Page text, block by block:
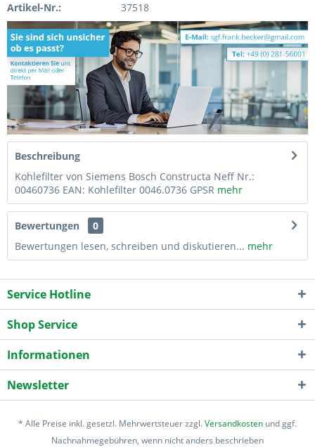
Artikel-Nr.: 37518
Beschreibung
Kohlefilter von Siemens Bosch Constructa Neff Nr.:
00460736 EAN: Kohlefilter 0046.0736 GPSR mehr
Bewertungen
0
Bewertungen lesen, schreiben und diskutieren... mehr
Service Hotline
Shop Service
Informationen
Newsletter
* Alle Preise inkl. gesetzl. Mehrwertsteuer zzgl.Versandkosten und ggf.
Nachnahmegebühren, wenn nicht anders beschrieben